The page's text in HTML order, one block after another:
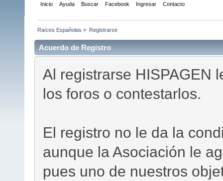
Inicio Ayuda Buscar Facebook Ingresar Contacto
Raíces Españolas » Registrarse
Acuerdo de Registro
Al registrarse HISPAGEN
los foros o contestarlos.
El registro no le da la
aunque la Asociación le
pues uno de nuestros